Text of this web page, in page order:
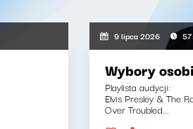
9 lipca 2026
Wybory
Playlista audycji:
Elvis Presley & The
Over Troubled...